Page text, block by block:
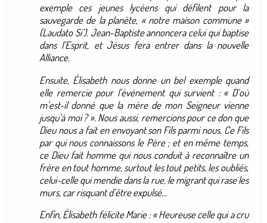
exemple ces jeunes lycéens qui défilent pour la
sauvegarde de la planète, « notre maison commune »
(Laudato Si’). Jean-Baptiste annoncera celui qui baptise
dans l’Esprit, et Jésus fera entrer dans la nouvelle
Alliance.
Ensuite, Élisabeth nous donne un bel exemple quand
elle remercie pour l’événement qui survient : « D’où
m’est-il donné que la mère de mon Seigneur vienne
jusqu’à moi ? ». Nous aussi, remercions pour ce don que
Dieu nous a fait en envoyant son Fils parmi nous. Ce Fils
par qui nous connaissons le Père ; et en même temps,
ce Dieu fait homme qui nous conduit à reconnaître un
frère en tout homme, surtout les tout petits, les oubliés,
celui-celle qui mendie dans la rue, le migrant qui rase les
murs, car risquant d’être expulsé…
Enfin, Élisabeth félicite Marie : « Heureuse celle qui a cru